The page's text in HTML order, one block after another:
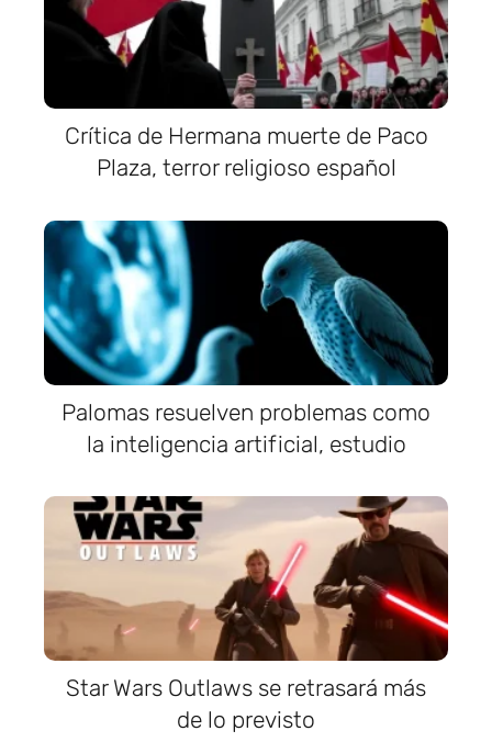
Crítica de Hermana muerte de Paco
Plaza, terror religioso español
Palomas resuelven problemas como
la inteligencia artificial, estudio
Star Wars Outlaws se retrasará más
de lo previsto